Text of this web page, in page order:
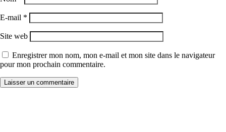
E-mail *
Site web
Enregistrer mon nom, mon e-mail et mon site dans le navigateur
pour mon prochain commentaire.